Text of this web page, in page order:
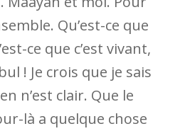
Qu’est-ce que
ce que c’est vivant,
! Je crois que je sais
n’est clair. Que le
là a quelque chose